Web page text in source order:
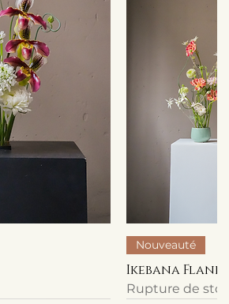
Nouveauté
Ikebana
Rupture de